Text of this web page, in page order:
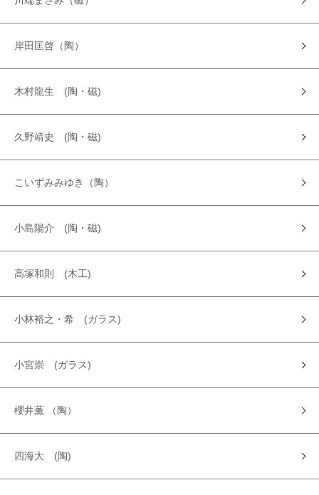
岸田匡啓（陶）
木村龍生 (陶・磁)
久野靖史 (陶・磁)
こいずみみゆき（陶）
小島陽介 (陶・磁)
高塚和則 (木工)
小林裕之・希 (ガラス)
小宮崇 (ガラス)
櫻井薫 （陶）
四海大 (陶)